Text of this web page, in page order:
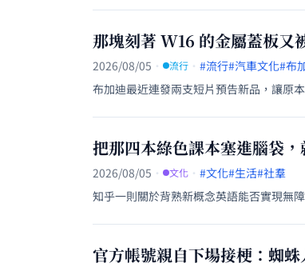
那塊刻著 W16 的金屬蓋板又
2026/08/05 · 流行 · #流行#汽車文化#布
布加迪最近連發兩支短片預告新品，讓原
把那四本綠色課本塞進腦袋
2026/08/05 · 文化 · #文化#生活#社羣
知乎一則關於背熟新概念英語能否實現無
官方帳號親自下場接梗：蜘